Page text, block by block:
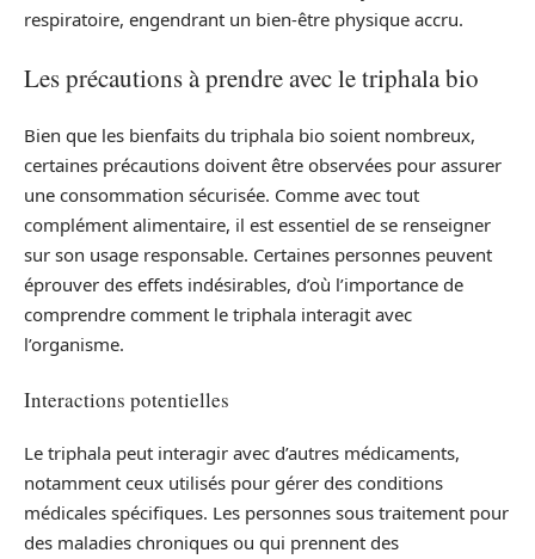
respiratoire, engendrant un bien-être physique accru.
Les précautions à prendre avec le triphala bio
Bien que les bienfaits du triphala bio soient nombreux,
certaines précautions doivent être observées pour assurer
une consommation sécurisée. Comme avec tout
complément alimentaire, il est essentiel de se renseigner
sur son usage responsable. Certaines personnes peuvent
éprouver des effets indésirables, d’où l’importance de
comprendre comment le triphala interagit avec
l’organisme.
Interactions potentielles
Le triphala peut interagir avec d’autres médicaments,
notamment ceux utilisés pour gérer des conditions
médicales spécifiques. Les personnes sous traitement pour
des maladies chroniques ou qui prennent des